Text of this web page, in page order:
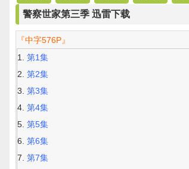
警察世家第三季 迅雷下载
『中字576P』
第1集
第2集
第3集
第4集
第5集
第6集
第7集